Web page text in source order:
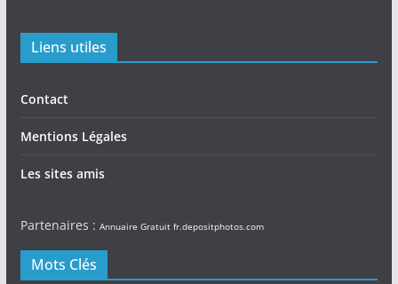
Liens utiles
Contact
Mentions Légales
Les sites amis
Partenaires : Annuaire Gratuit fr.depositphotos.com
Mots Clés